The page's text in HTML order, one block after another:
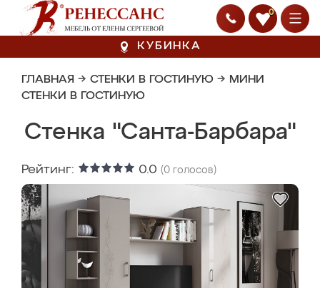
0
КУБИНКА
ГЛАВНАЯ → СТЕНКИ В ГОСТИНУЮ → МИНИ
СТЕНКИ В ГОСТИНУЮ
Стенка "Санта-Барбара"
Рейтинг: 0.0 (0 голосов)